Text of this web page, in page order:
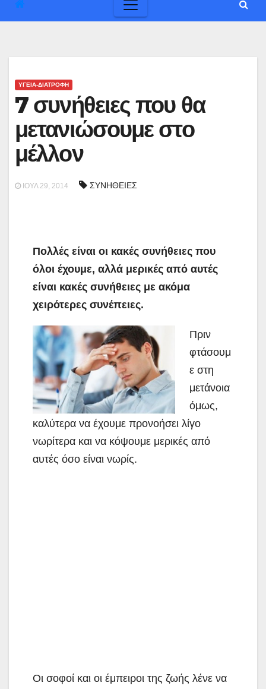
ΥΓΕΙΑ-ΔΙΑΤΡΟΦΗ
7 συνήθειες που θα
μετανιώσουμε στο
μέλλον
ΙΟΎΛ 29, 2014 ΣΥΝΗΘΕΙΕΣ
Πολλές είναι οι κακές συνήθειες που
όλοι έχουμε, αλλά μερικές από αυτές
είναι κακές συνήθειες με ακόμα
χειρότερες συνέπειες.
Πριν
φτάσουμ
ε στη
μετάνοια
όμως,
καλύτερα να έχουμε προνοήσει λίγο
νωρίτερα και να κόψουμε μερικές από
αυτές όσο είναι νωρίς.
Οι σοφοί και οι έμπειροι της ζωής λένε να